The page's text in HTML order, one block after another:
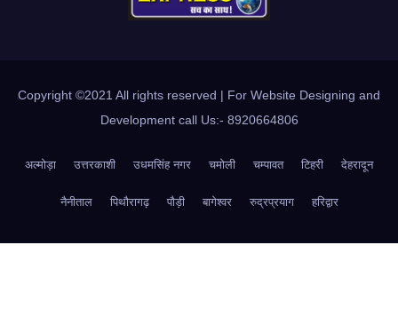
Copyright ©2021 All rights reserved | For Website Designing and
Development call Us:- 8920664806
अल्मोड़ा उत्तरकाशी उधमसिंह नगर चमोली चम्पावत टिहरी देहरादून
नैनीताल पिथौरागढ़ पौड़ी बागेश्वर रुद्रप्रयाग हरिद्वार